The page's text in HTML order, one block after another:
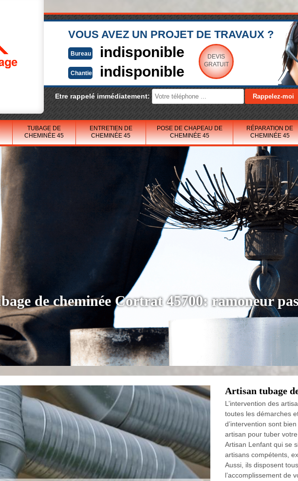
VOUS AVEZ UN PROJET DE TRAVAUX ?
Bureau indisponible
Chantier indisponible
DEVIS
GRATUIT
Etre rappelé immédiatement:
TUBAGE DE
CHEMINÉE 45
ENTRETIEN DE
CHEMINÉE 45
POSE DE CHAPEAU DE
CHEMINÉE 45
RÉPARATION DE
CHEMINÉE 45
de cheminée Cortrat 45700: ramoneur
Artisan tubage
L’intervention des
toutes les démarches
d’intervention sont
artisan pour tuber
Artisan Lenfant qui se
artisans compétents,
Aussi, ils disposent
l’accomplissement de